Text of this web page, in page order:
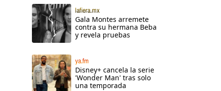
lafiera.mx
Gala Montes arremete
contra su hermana Beba
y revela pruebas
ya.fm
Disney+ cancela la serie
'Wonder Man' tras solo
una temporada